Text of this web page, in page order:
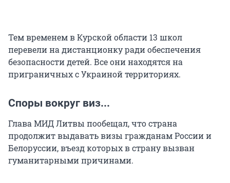
Тем временем в Курской области 13 школ
перевели на дистанционку ради обеспечения
безопасности детей. Все они находятся на
приграничных с Украиной территориях.
Споры вокруг виз...
Глава МИД Литвы пообещал, что страна
продолжит выдавать визы гражданам России и
Белоруссии, въезд которых в страну вызван
гуманитарными причинами.